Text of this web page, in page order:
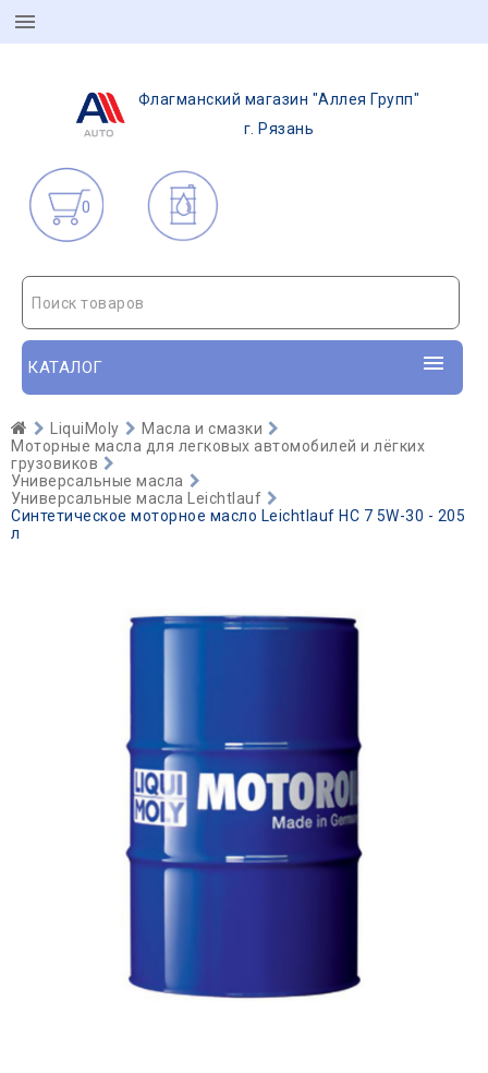
Флагманский магазин "Аллея Групп"
г. Рязань
0
Поиск товаров
КАТАЛОГ
LiquiMoly
Масла и смазки
Моторные масла для легковых автомобилей и лёгких
грузовиков
Универсальные масла
Универсальные масла Leichtlauf
Синтетическое моторное масло Leichtlauf HC 7 5W-30 - 205
л